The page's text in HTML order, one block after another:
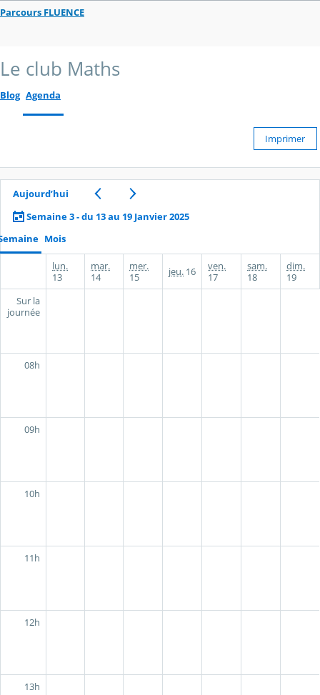
Parcours FLUENCE
Le club Maths
Blog Agenda
Imprimer
Aujourd’hui
Semaine 3 - du 13 au 19 Janvier 2025
Mois
lun.
13
mar.
14
mer.
15
jeu. 16
ven.
17
sam.
18
dim.
19
Sur la
journée
08h
09h
10h
11h
12h
13h